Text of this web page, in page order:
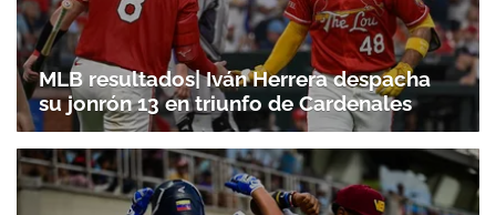
Gracias por suscribirte a nuestro boletín.
ACEPTAR
MLB resultados| Iván Herrera despacha
su jonrón 13 en triunfo de Cardenales